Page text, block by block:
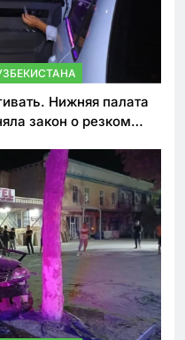
Нижняя палата
закон о резком